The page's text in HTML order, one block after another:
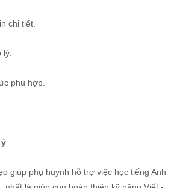
chi tiết.
lý.
phù hợp.
giúp phụ huynh hỗ trợ việc học tiếng Anh